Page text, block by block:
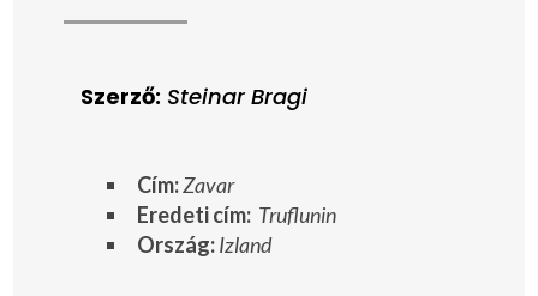
Szerző: Steinar Bragi
Cím:Zavar
Eredeti cím: Truflunin
Ország:Izland